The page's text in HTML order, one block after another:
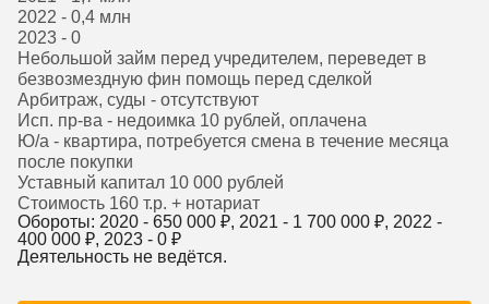
2022 - 0,4 млн
2023 - 0
Небольшой займ перед учредителем, переведет в
безвозмездную фин помощь перед сделкой
Арбитраж, суды - отсутствуют
Исп. пр-ва - недоимка 10 рублей, оплачена
Ю/а - квартира, потребуется смена в течение месяца
после покупки
Уставный капитал 10 000 рублей
Стоимость 160 т.р. + нотариат
Обороты: 2020 - 650 000 ₽, 2021 - 1 700 000 ₽, 2022 -
400 000 ₽, 2023 - 0 ₽
Деятельность не ведётся.